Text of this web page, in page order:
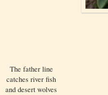
The father line
catches river fish
and desert wolves